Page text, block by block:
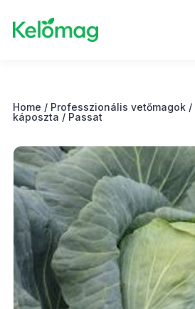
Home / Professzionális vetőmagok/
káposzta / Passat